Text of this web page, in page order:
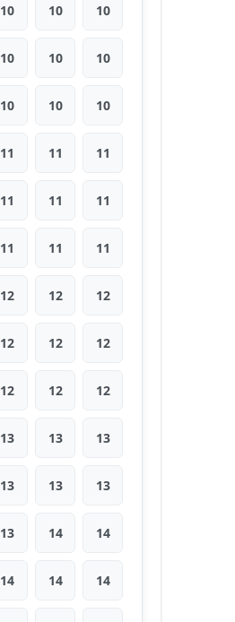
10 10 10
10 10 10
10 10 10
11 11 11
11 11 11
11 11 11
12 12 12
12 12 12
12 12 12
13 13 13
13 13 13
13 14 14
14 14 14